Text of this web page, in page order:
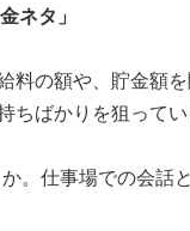
ネタ」
料の額や、貯金額
ちばかりを狙って
。仕事場での会話